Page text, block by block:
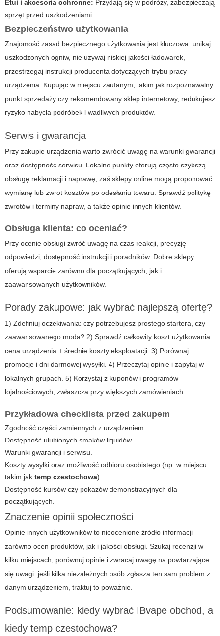
Etui i akcesoria ochronne: Przydają się w podróży, zabezpieczają
sprzęt przed uszkodzeniami.
Bezpieczeństwo użytkowania
Znajomość zasad bezpiecznego użytkowania jest kluczowa: unikaj
uszkodzonych ogniw, nie używaj niskiej jakości ładowarek,
przestrzegaj instrukcji producenta dotyczących trybu pracy
urządzenia. Kupując w miejscu zaufanym, takim jak rozpoznawalny
punkt sprzedaży czy rekomendowany sklep internetowy, redukujesz
ryzyko nabycia podróbek i wadliwych produktów.
Serwis i gwarancja
Przy zakupie urządzenia warto zwrócić uwagę na warunki gwarancji
oraz dostępność serwisu. Lokalne punkty oferują często szybszą
obsługę reklamacji i naprawę, zaś sklepy online mogą proponować
wymianę lub zwrot kosztów po odesłaniu towaru. Sprawdź politykę
zwrotów i terminy napraw, a także opinie innych klientów.
Obsługa klienta: co oceniać?
Przy ocenie obsługi zwróć uwagę na czas reakcji, precyzję
odpowiedzi, dostępność instrukcji i poradników. Dobre sklepy
oferują wsparcie zarówno dla początkujących, jak i
zaawansowanych użytkowników.
Porady zakupowe: jak wybrać najlepszą ofertę?
1) Zdefiniuj oczekiwania: czy potrzebujesz prostego startera, czy
zaawansowanego moda? 2) Sprawdź całkowity koszt użytkowania:
cena urządzenia + średnie koszty eksploatacji. 3) Porównaj
promocje i dni darmowej wysyłki. 4) Przeczytaj opinie i zapytaj w
lokalnych grupach. 5) Korzystaj z kuponów i programów
lojalnościowych, zwłaszcza przy większych zamówieniach.
Przykładowa checklista przed zakupem
Zgodność części zamiennych z urządzeniem.
Dostępność ulubionych smaków liquidów.
Warunki gwarancji i serwisu.
Koszty wysyłki oraz możliwość odbioru osobistego (np. w miejscu
takim jak temp czestochowa).
Dostępność kursów czy pokazów demonstracyjnych dla
początkujących.
Znaczenie opinii społeczności
Opinie innych użytkowników to nieocenione źródło informacji —
zarówno ocen produktów, jak i jakości obsługi. Szukaj recenzji w
kilku miejscach, porównuj opinie i zwracaj uwagę na powtarzające
się uwagi: jeśli kilka niezależnych osób zgłasza ten sam problem z
danym urządzeniem, traktuj to poważnie.
Podsumowanie: kiedy wybrać IBvape obchod, a
kiedy temp czestochowa?